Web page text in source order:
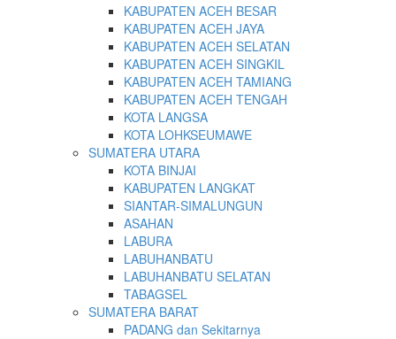
KABUPATEN ACEH BESAR
KABUPATEN ACEH JAYA
KABUPATEN ACEH SELATAN
KABUPATEN ACEH SINGKIL
KABUPATEN ACEH TAMIANG
KABUPATEN ACEH TENGAH
KOTA LANGSA
KOTA LOHKSEUMAWE
SUMATERA UTARA
KOTA BINJAI
KABUPATEN LANGKAT
SIANTAR-SIMALUNGUN
ASAHAN
LABURA
LABUHANBATU
LABUHANBATU SELATAN
TABAGSEL
SUMATERA BARAT
PADANG dan Sekitarnya